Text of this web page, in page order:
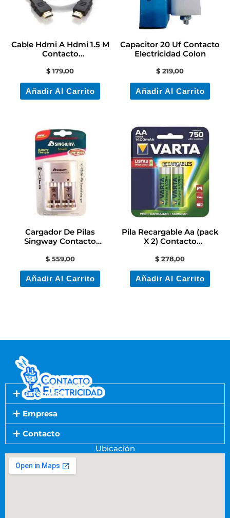
Cable Hdmi A Hdmi 1.5 M
Contacto
$ 179,00
Añadir Al Carrito
Capacitor 20 Uf Contacto
Electricidad Colon
$ 219,00
Añadir Al Carrito
Cargador De Pilas
Singway Contacto
$559,00
Añadir Al Carrito
Pila Recargable Aa (pack
X 2) Contacto
$ 278,00
Añadir Al Carrito
Categorías
Empresa
Contacto
Ubicación